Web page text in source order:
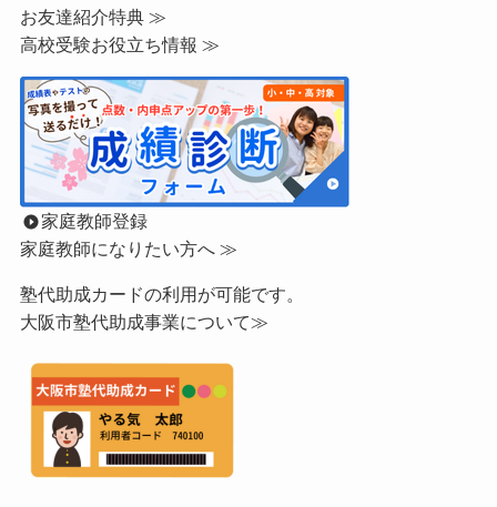
お友達紹介特典 ≫
高校受験お役立ち情報 ≫
家庭教師登録
家庭教師になりたい方へ ≫
塾代助成カードの利用が可能です。
大阪市塾代助成事業について≫